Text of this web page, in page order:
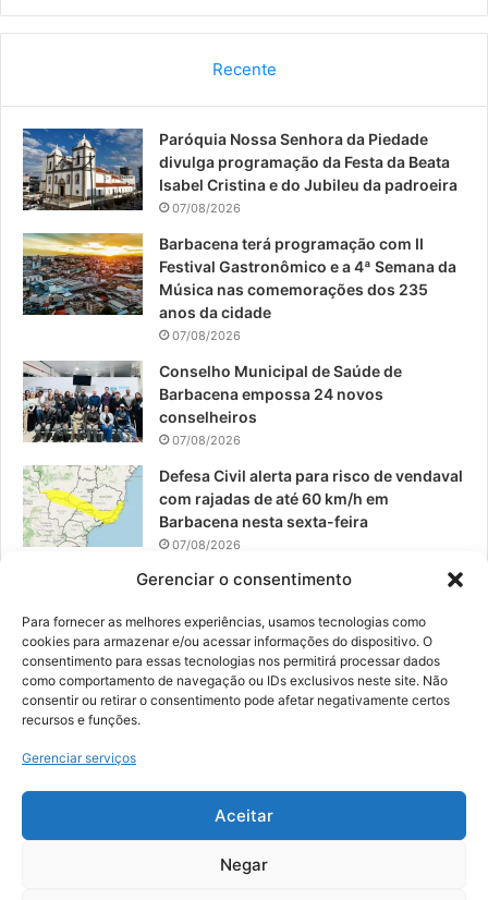
Gerenciar o consentimento
Para fornecer as melhores experiências, usamos tecnologias como
cookies para armazenar e/ou acessar informações do dispositivo. O
consentimento para essas tecnologias nos permitirá processar dados
como comportamento de navegação ou IDs exclusivos neste site. Não
consentir ou retirar o consentimento pode afetar negativamente certos
recursos e funções.
Gerenciar serviços
Aceitar
Negar
a
b
o
k
o
u
b
n
a
g
a
Recente
Paróquia Nossa Senhora da Piedade
divulga programação da Festa da Beata
Isabel Cristina e do Jubileu da padroeira
07/08/2026
Barbacena terá programação com II
Festival Gastronômico e a 4ª Semana da
Música nas comemorações dos 235
anos da cidade
07/08/2026
Conselho Municipal de Saúde de
Barbacena empossa 24 novos
conselheiros
07/08/2026
Defesa Civil alerta para risco de vendaval
com rajadas de até 60 km/h em
Barbacena nesta sexta-feira
07/08/2026
EPCAR tem a melhor nota do IDEB no
06/08/2026
© 2026, Todos os direitos reservados | Desenvolvido por:
Digital Business| Hospedado por:NP Publicidade
Fale Conosco
Sobre Nós
Política de Segurança e Privacidade